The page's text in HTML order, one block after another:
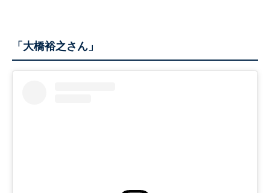
「大橋裕之さん」